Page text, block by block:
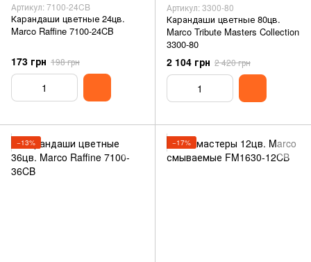
Артикул: 7100-24CB
Карандаши цветные 24цв.
Marco Raffine 7100-24CB
173 грн 198 грн
Артикул: 3300-80
Карандаши цветные 80цв.
Marco Tribute Masters Collection
3300-80
2 104 грн 2 420 грн
−13% −17%